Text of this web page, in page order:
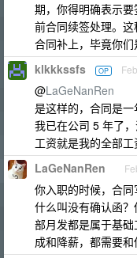
期，你得明确表示
前合同续签处理。
合同补上，毕竟你们
klkkkssfs OP
@LaGeNanRen
是这样的，合同是
我已在公司 5 年了
工资就是我的全部工
LaGeNanRen
你入职的时候，合同
什么叫没有确认函
部月发都是属于基
成和降薪，都需要和